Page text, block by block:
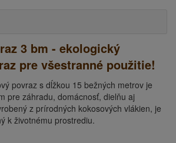
3 bm - ekologický
pre všestranné použitie!
povraz s dĺžkou 15 bežných metrov je
pre záhradu, domácnosť, dielňu aj
z prírodných kokosových vlákien, je
k životnému prostrediu.